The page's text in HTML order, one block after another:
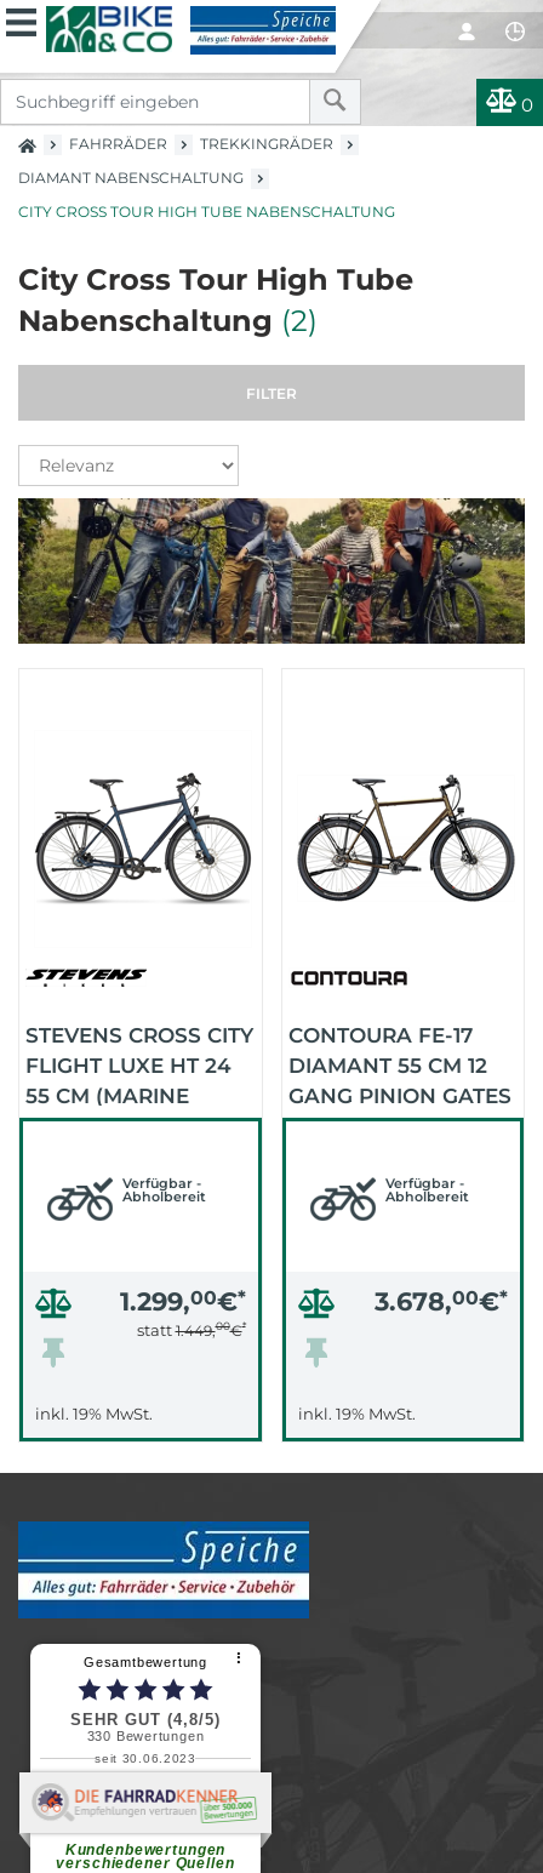
0
FAHRRÄDER
TREKKINGRÄDER
DIAMANT NABENSCHALTUNG
CITY CROSS TOUR HIGH TUBE NABENSCHALTUNG
City Cross Tour High Tube
Nabenschaltung (2)
FILTER
STEVENS CROSS CITY
FLIGHT LUXE HT 24
55 CM (MARINE
BLUE)
Verfügbar -
Abholbereit
1.299,00€*
statt1.449,00€*
inkl. 19% MwSt.
CONTOURA FE-17
DIAMANT 55 CM 12
GANG PINION GATES
(SCHWARZ-GOLD-
GLÄNZEND)Verfügbar -
Abholbereit
3.678,00€*
inkl. 19% MwSt.
Gesamtbewertung ⠇
SEHR GUT (4,8/5)
330 Bewertungen
seit 30.06.2023
Kundenbewertungen
verschiedener Quellen
Renate H.
Vielen Dank für ein herzliches